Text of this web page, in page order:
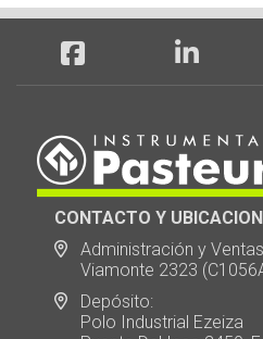
CONTACTO Y UBICACION
Administración y
Viamonte 2323
Depósito:
Polo Industrial Ezeiza